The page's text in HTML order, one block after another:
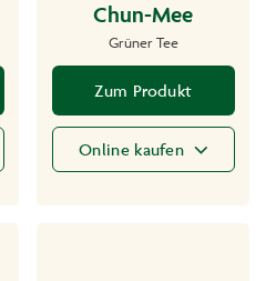
Chun-Mee
Grüner Tee
Zum Produkt
Online kaufen